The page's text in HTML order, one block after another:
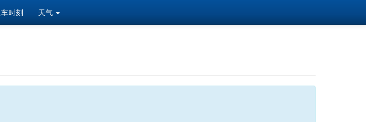
时刻 天气